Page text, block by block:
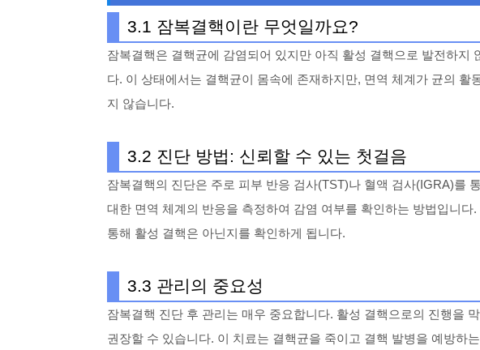
3.1 잠복결핵이란 무엇일까요?
잠복결핵은 결핵균에 감염되어 있지만 아직 활성 결핵으로 발전하지
다. 이 상태에서는 결핵균이 몸속에 존재하지만, 면역 체계가 균의 활
지 않습니다.
3.2 진단 방법: 신뢰할 수 있는 첫걸음
잠복결핵의 진단은 주로 피부 반응 검사(TST)나 혈액 검사(IGRA)를
대한 면역 체계의 반응을 측정하여 감염 여부를 확인하는 방법입니
통해 활성 결핵은 아닌지를 확인하게 됩니다.
3.3 관리의 중요성
잠복결핵 진단 후 관리는 매우 중요합니다. 활성 결핵으로의 진행을
권장할 수 있습니다. 이 치료는 결핵균을 죽이고 결핵 발병을 예방하